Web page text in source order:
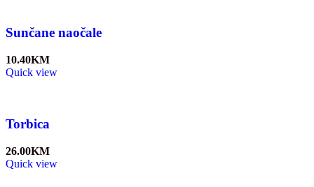
Sunčane naočale
10.40KM
Quick view
Torbica
26.00KM
Quick view